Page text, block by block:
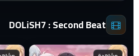
DOLiSH7 : Second Beat